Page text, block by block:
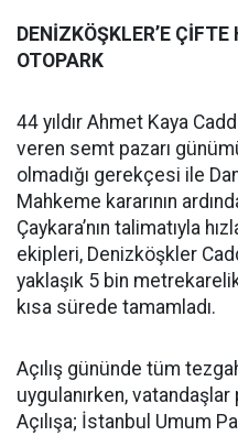
DENİZKÖŞKLER’E
OTOPARK
44 yıldır Ahmet Kaya
veren semt pazarı
olmadığı gerekçesi ile
Mahkeme kararının
Çaykara’nın talimatıyla
ekipleri, Denizköşkler
yaklaşık 5 bin
kısa sürede tamamladı.
Açılış gününde tüm
uygulanırken,
Açılışa; İstanbul Umum